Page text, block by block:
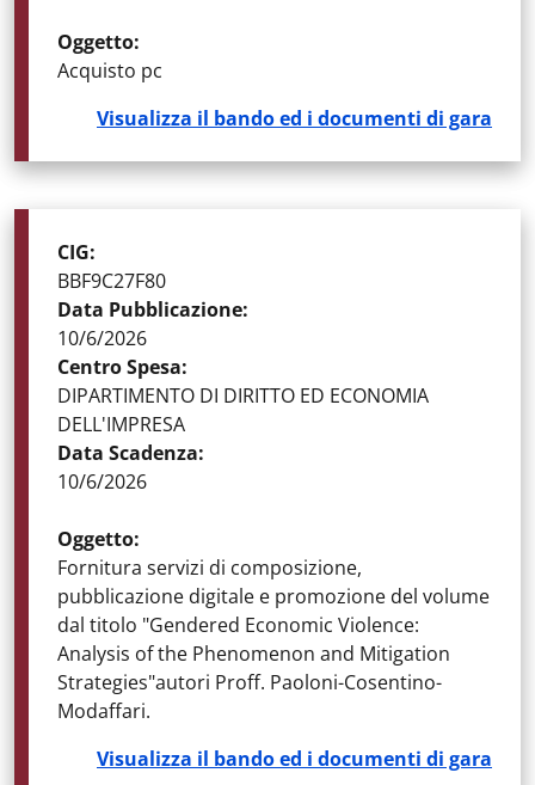
Oggetto:
Acquisto pc
Visualizza il bando ed i documenti di gara
STATO DELLA GARA
CIG:
BBF9C27F80
Data Pubblicazione:
10/6/2026
Centro Spesa:
DIPARTIMENTO DI DIRITTO ED ECONOMIA
DELL'IMPRESA
Data Scadenza:
10/6/2026
Oggetto:
Fornitura servizi di composizione,
pubblicazione digitale e promozione del volume
dal titolo "Gendered Economic Violence:
Analysis of the Phenomenon and Mitigation
Strategies"autori Proff. Paoloni-Cosentino-
Modaffari.
Visualizza il bando ed i documenti di gara